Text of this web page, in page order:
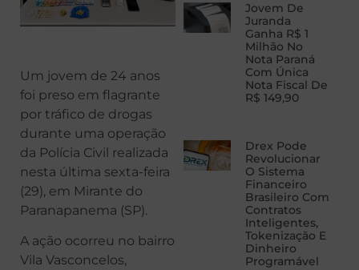
Um jovem de 24 anos
foi preso em flagrante
por tráfico de drogas
durante uma operação
da Polícia Civil realizada
nesta última sexta-feira
(29), em Mirante do
Paranapanema (SP).
A ação ocorreu no bairro
Vila Vasconcelos,
Jovem De
Juranda
Ganha R$ 1
Milhão No
Nota Paraná
Com Única
Nota Fiscal De
R$ 149,90
Drex Pode
Revolucionar
O Sistema
Financeiro
Brasileiro Com
Contratos
Inteligentes,
Tokenização E
Dinheiro
Programável